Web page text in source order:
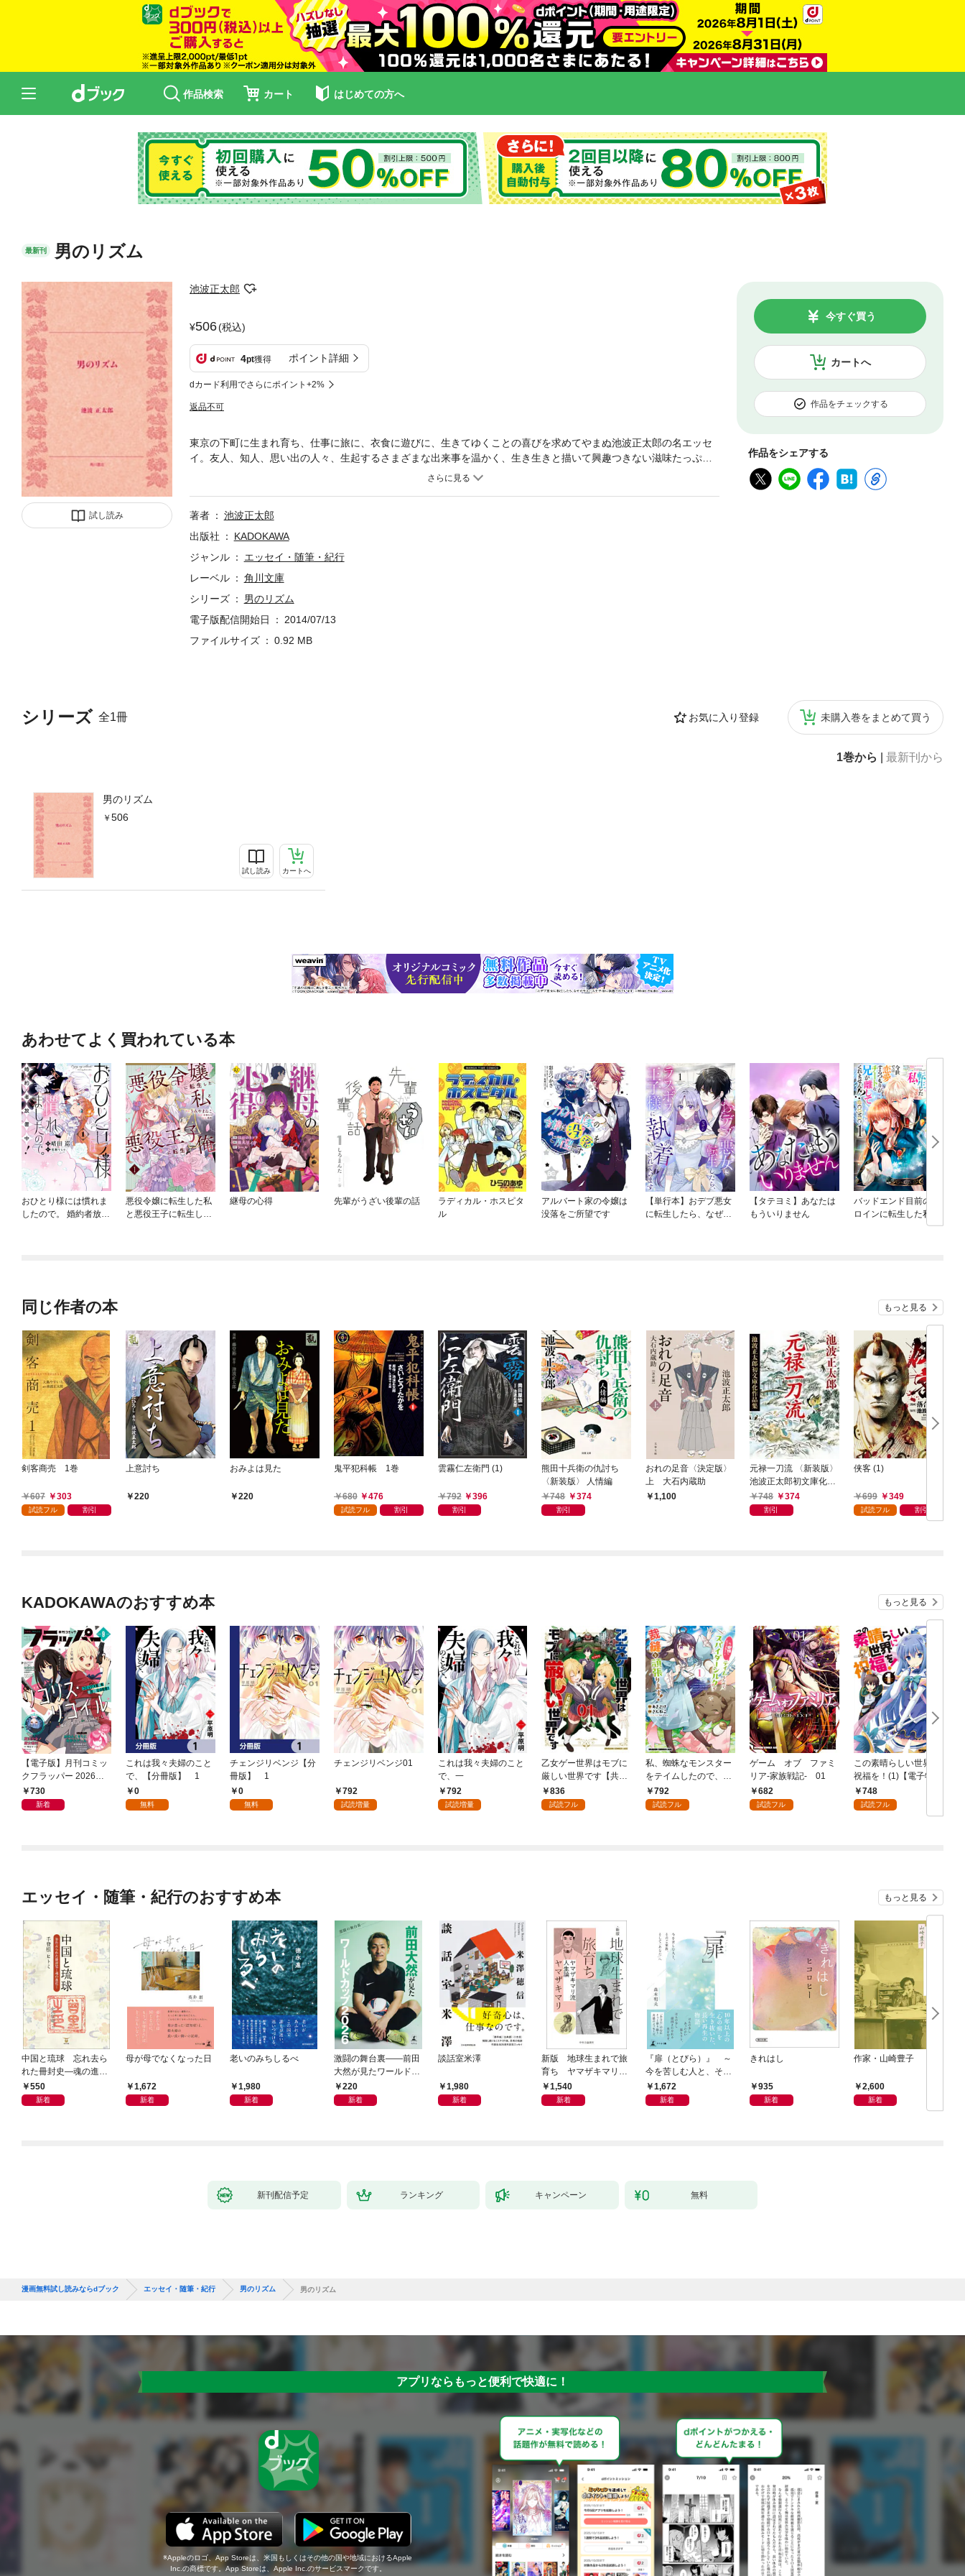
作品検索 カート はじめての方へ
最新刊 男のリズム
試し読み
池波正太郎
506(税込)
4pt獲得 ポイント詳細
dカード利用でさらにポイント+2%
返品不可
カートへ
今すぐ買う
作品をチェックする
作品をシェアする
シリーズ 全1冊 お気に入り登録 未購入巻をまとめて買う
1巻から 最新刊から
男のリズム
506
試し読み カートへ
東京の下町に生まれ育ち、仕事に旅に、衣食に遊びに、生きてゆくことの喜びを求めてやまぬ池波正太郎の名エッセ
イ。友人、知人、思い出の人々、生起するさまざまな出来事を温かく、生き生きと描いて興趣つきない滋味たっぷり
の一冊！ 人は変わり、世は移るとも、これだけは絶対に変わらぬ男の生き方を綴った必読の１２章。
著者
池波正太郎
出版社
KADOKAWA
ジャンル
エッセイ・随筆・紀行
レーベル
角川文庫
シリーズ
男のリズム
電子版配信開始日
2014/07/13
ファイルサイズ
0.92 MB
あわせてよく買われている本
おひとり様には慣れま
したので。 婚約者放置
悪役令嬢に転生した私
と悪役王子に転生した
継母の心得 先輩がうざい後輩の話
ラディカル・ホスピタ
ル
アルバート家の令嬢は
没落をご所望です
【単行本】おデブ悪女
に転生したら、なぜか
【タテヨミ】あなたは
もういりません
バッドエンド目前のヒ
ロインに転生した私、
今世では恋愛するつも
同じ作者の本 もっと見る
剣客商売 1巻
607 303
試読フル 割引
上意討ち
220
おみよは見た
220
鬼平犯科帳 1巻
680 476
試読フル 割引
雲霧仁左衛門 (1)
792 396
割引
熊田十兵衛の仇討ち
〈新装版〉 人情編
748
374
割引
おれの足音〈決定版〉
上 大石内蔵助
1,100
元禄一刀流 〈新装版〉
池波正太郎初文庫化作
品集748 374
割引
侠客 (1)
699 349
試読フル 割引
KADOKAWAのおすすめ本 もっと見る
【電子版】月刊コミッ
クフラッパー 2026年9
月号730
新着
これは我々夫婦のこと
で、【分冊版】 1
0
無料
チェンジリベンジ【分
冊版】 1
0
無料
チェンジリベンジ01
792
試読増量
これは我々夫婦のこと
で、一
792
試読増量
乙女ゲー世界はモブに
厳しい世界です【共和
国編】 ０１
836
試読フル
私、蜘蛛なモンスター
をテイムしたので、ス
パイダーシルクで裁縫
を頑張ります！ 1
792
試読フル
ゲーム オブ ファミ
リア-家族戦記- 01
682
試読フル
この素晴らしい世界に
祝福を！(1)【電子特別
版】748
試読フル
エッセイ・随筆・紀行のおすすめ本 もっと見る
中国と琉球 忘れ去ら
れた冊封史―魂の進化
―550
新着
母が母でなくなった日
1,672
新着
老いのみちしるべ
1,980
新着
激闘の舞台裏――前田
大然が見たワールドカ
ップ2026
220
新着
談話室米澤
1,980
新着
新版 地球生まれで旅
育ち ヤマザキマリ流
人生論
1,540
新着
『扉（とびら）』 ～
今を苦しむ人と、その
ご家族、そして「あな
た」へ～
1,672
新着
きれはし
935
新着
作家・山崎豊子
2,600
新着
新刊配信予定 ランキング キャンペーン 無料
漫画無料試し読みならdブック エッセイ・随筆・紀行 男のリズム 男のリズム
アプリならもっと便利で快適に！
Appleのロゴ、App Storeは、米国もしくはその他の国や地域におけるApple
Inc.の商標です。App Storeは、Apple Inc.のサービスマークです。